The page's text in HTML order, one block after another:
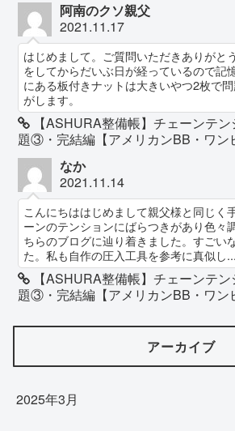
阿南のクソ親父
2021.11.17
はじめまして。ご質問いただきありがと
をしてからだいぶ日が経っているので記
にある板付きナットは大きいやつ2枚で
がします。
【ASHURA整備帳】チェーンテ
題③・完結編【アメリカンBB・ワン
なか
2021.11.14
こんにちははじめまして親父様と同じく
ーンのテンションにばらつきがあり色々
ちらのブログに辿り着きました。すごい
た。私も自作の圧入工具を参考に真似し...
【ASHURA整備帳】チェーンテ
題③・完結編【アメリカンBB・ワン
アーカイブ
2025年3月